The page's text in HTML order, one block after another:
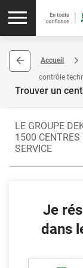
Accueil
contrôle
Trouver un
LE GROUPE
1500 CENTRES
SERVICE
Votre centre prend
collection, de votre
votre 4x4. Il vous
Sachez que vous
Je
dans